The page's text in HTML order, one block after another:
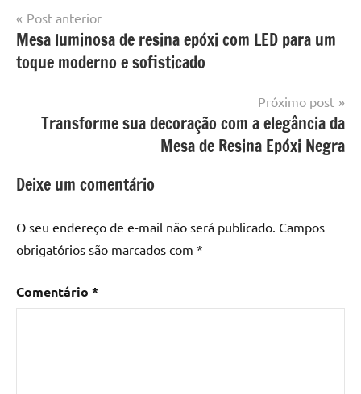
Marcado
com
mesa
Mesa
epoxi
mesa
madeira,
Mesa
madeira
com
Mesa
com
resina
Navegação
de
Post
Post anterior
Mesa luminosa de resina epóxi com LED para um
toque moderno e sofisticado
Próximo post
Transforme sua decoração com a elegância da
Mesa de Resina Epóxi Negra
Deixe um comentário
O seu endereço de e-mail não será publicado. Campos
obrigatórios são marcados com *
Comentário *